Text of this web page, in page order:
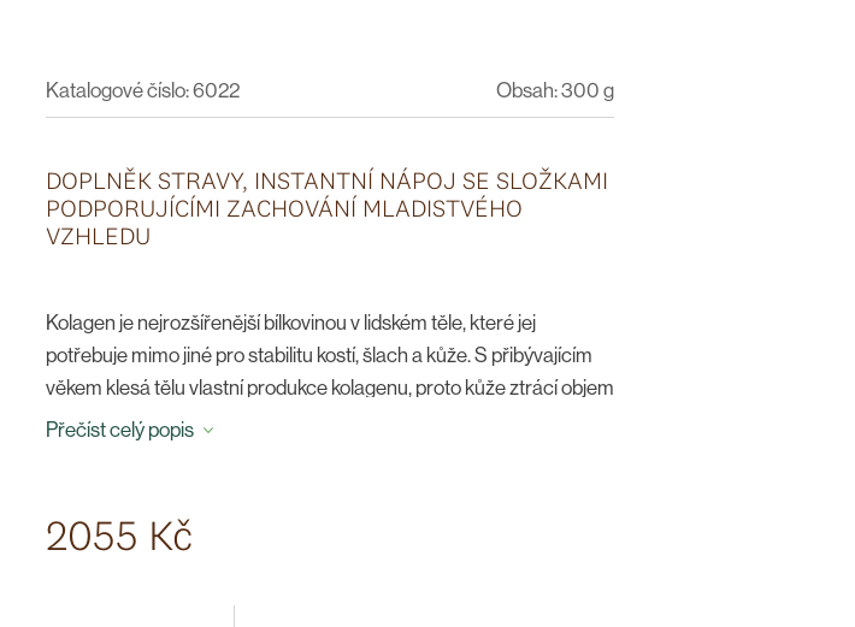
Katalogové číslo: 6022 Obsah: 300 g
DOPLNĚK STRAVY, INSTANTNÍ NÁPOJ SE SLOŽKAMI
PODPORUJÍCÍMI ZACHOVÁNÍ MLADISTVÉHO
VZHLEDU
Kolagen je nejrozšířenější bílkovinou v lidském těle, které jej
potřebuje mimo jiné pro stabilitu kostí, šlach a kůže. S přibývajícím
věkem klesá tělu vlastní produkce kolagenu, proto kůže ztrácí objem
a postupně vznikají vrásky. Ty od smíchu jsou sice krásné, přesto se
kolagenový hydrolyzát typu I a III, který má výbornou biologickou
dostupnost.
Produkt navíc obsahuje DracoBelle™ Nu, unikátní extrakt z
Přečíst celý popis
2055 Kč